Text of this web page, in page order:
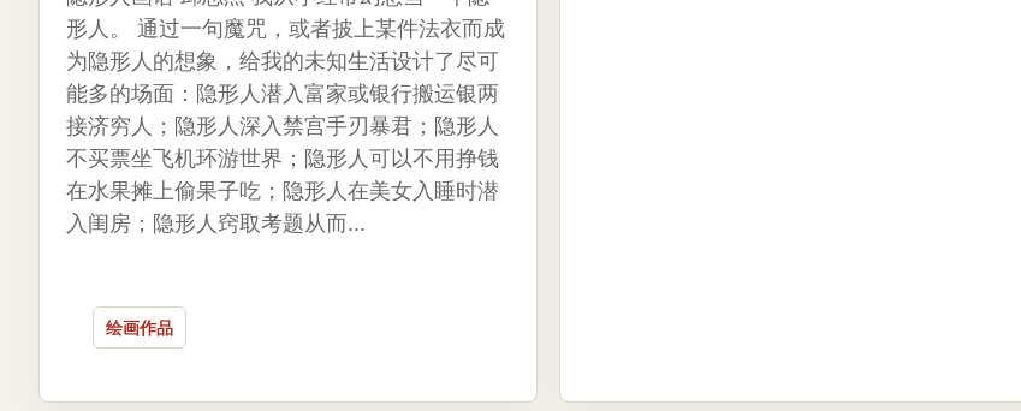
形人。 通过一句魔咒，或者披上某件法衣而成
为隐形人的想象，给我的未知生活设计了尽可
能多的场面：隐形人潜入富家或银行搬运银两
接济穷人；隐形人深入禁宫手刃暴君；隐形人
不买票坐飞机环游世界；隐形人可以不用挣钱
在水果摊上偷果子吃；隐形人在美女入睡时潜
入闺房；隐形人窍取考题从而...
绘画作品